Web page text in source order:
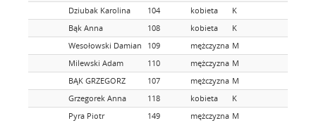
Dziubak Karolina
104 kobieta
K
Bąk Anna
108 kobieta
K
Wesołowski Damian
109 mężczyzna M
Milewski Adam
110 mężczyzna M
BĄK GRZEGORZ
107 mężczyzna M
Grzegorek Anna
118 kobieta
K
Pyra Piotr
149 mężczyzna M